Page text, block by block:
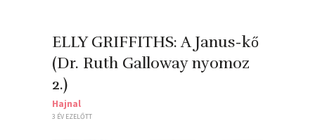
ELLY GRIFFITHS: A Janus-kő
(Dr. Ruth Galloway nyomoz
2.)
Hajnal
3 ÉV EZELŐTT